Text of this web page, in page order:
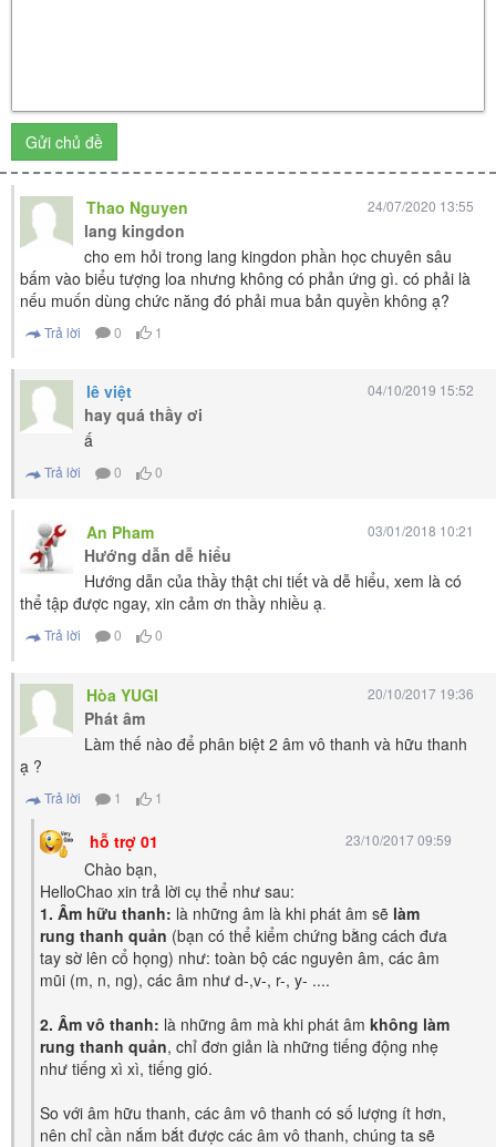
Gửi chủ đề
Thao Nguyen 24/07/2020 13:55
lang kingdon
cho em hỏi trong lang kingdon phần học chuyên sâu
bấm vào biểu tượng loa nhưng không có phản ứng gì. có phải là
nếu muốn dùng chức năng đó phải mua bản quyền không ạ?
Trả lời 0 1
lê việt 04/10/2019 15:52
hay quá thầy ơi
ấ
Trả lời 0 0
An Pham 03/01/2018 10:21
Hướng dẫn dễ hiểu
Hướng dẫn của thầy thật chi tiết và dễ hiểu, xem là có
thể tập được ngay, xin cảm ơn thầy nhiều ạ.
Trả lời 0 0
Hòa YUGI 20/10/2017 19:36
Phát âm
Làm thế nào để phân biệt 2 âm vô thanh và hữu thanh
ạ ?
Trả lời 1 1
hỗ trợ 01 23/10/2017 09:59
Chào bạn,
HelloChao xin trả lời cụ thể như sau:
1. Âm hữu thanh: là những âm là khi phát âm sẽ làm
rung thanh quản (bạn có thể kiểm chứng bằng cách đưa
tay sờ lên cổ họng) như: toàn bộ các nguyên âm, các âm
mũi (m, n, ng), các âm như d-,v-, r-, y- ....
2. Âm vô thanh: là những âm mà khi phát âm không làm
rung thanh quản, chỉ đơn giản là những tiếng động nhẹ
như tiếng xì xì, tiếng gió.
So với âm hữu thanh, các âm vô thanh có số lượng ít hơn,
nên chỉ cần nắm bắt được các âm vô thanh, chúng ta sẽ